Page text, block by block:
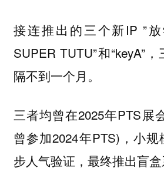
接连推出的三个新IP ”放
SUPER TUTU”和“keyA”
隔不到一个月。
三者均曾在2025年PTS展
曾参加2024年PTS)，小
步人气验证，最终推出盲盒